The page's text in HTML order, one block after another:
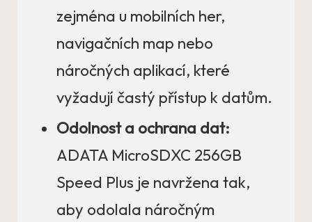
zejména u mobilních her,
navigačních map nebo
náročných aplikací, které
vyžadují častý přístup k datům.
Odolnost a ochrana dat:
ADATA MicroSDXC 256GB
Speed Plus je navržena tak,
aby odolala náročným